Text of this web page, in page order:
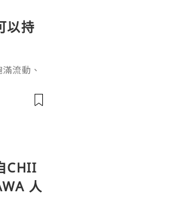
以持
流動、
的核心成
生邏輯
CHII
人